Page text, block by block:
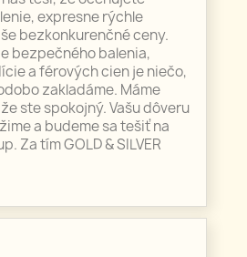
expresne rýchle
bezkonkurenčné ceny.
bezpečného balenia,
a férových cien je niečo,
zakladáme. Máme
ste spokojný. Vašu dôveru
a budeme sa tešiť na
Za tím GOLD & SILVER